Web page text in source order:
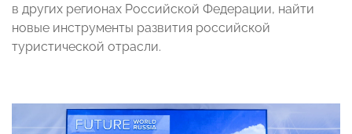
в других регионах Российской Федерации, найти
новые инструменты развития российской
туристической отрасли.